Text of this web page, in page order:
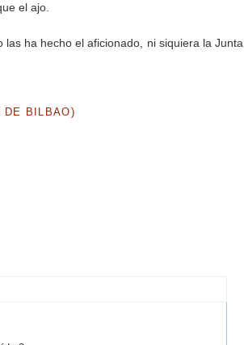
el ajo.
ha hecho el aficionado, ni siquiera la Junta
DE BILBAO)